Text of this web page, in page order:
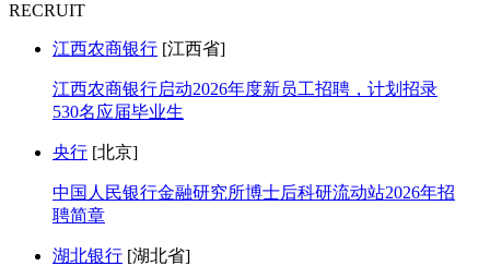
RECRUIT
江西农商银行 [江西省]
江西农商银行启动2026年度新员工招聘，计划招录
530名应届毕业生
央行 [北京]
中国人民银行金融研究所博士后科研流动站2026年招
聘简章
湖北银行 [湖北省]